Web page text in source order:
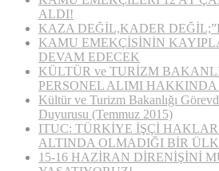
ALDI!
KAZA DEĞİL,KADER
KAMU EMEKÇİSİNİN
DEVAM EDECEK
KÜLTÜR ve TURİZM
PERSONEL ALIMI
Kültür ve Turizm Bakanlığı
Duyurusu (Temmuz 2015)
ITUC: TÜRKİYE İŞÇİ
ALTINDA OLMADIĞI BİR
15-16 HAZİRAN DİRENİŞİNİ